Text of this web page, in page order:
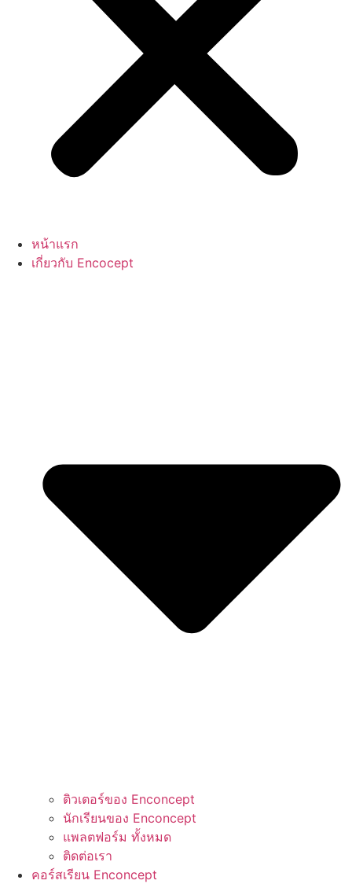
หน้าแรก
เกี่ยวกับ Encocept
ติวเตอร์ของ Enconcept
นักเรียนของ Enconcept
แพลตฟอร์ม ทั้งหมด
ติดต่อเรา
คอร์สเรียน Enconcept